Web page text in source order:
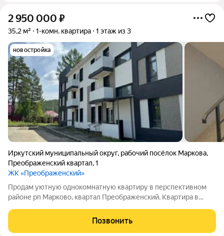
2 950 000 ₽
35,2 м² 1-комн. квартира 1 этаж из 3
новостройка
Иркутский муниципальный округ, рабочий посёлок Маркова,
Преображенский квартал,1
ЖК «Преображенский»
Продам уютную однокомнатную квартиру в перспективном
районе рп Марково, квартал Преображенский. Квартира в
Позвонить